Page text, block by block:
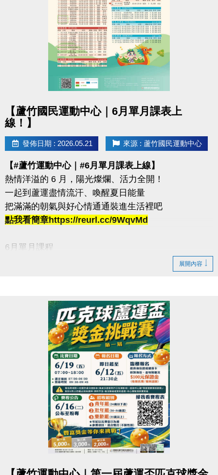
→ 季軍獎金：1,000元
-————————————
五大關卡連續挑戰
箱跳→ 藥球胸推→ SSB蹲舉→ 槓鈴借力推→滑雪機
每站分開計時，完成一個循環才算成功！
120秒內完成指定動作，考驗你的體能與意志力
凡報名參賽即可獲得 #限量T-SHIRT乙件（數量有限，
送完為止）
加碼優惠 :
1.參賽者折扣：參賽者於活動後1週內可享9折購買家
教課程或團體課程（含體驗課程）。
2.運動持續挑戰方案：參賽者若於活動後1週內報名體
適能月會員或者海陸卡，可享9折優惠。
活動優惠不得與其他折扣、優惠、行銷活動合併使用
連絡資訊
-官網 :
https://www.lzsports.com.tw/zh_TW/news/pageID/1/
【蘆竹國民運動中心｜6月單月課表上
線！】
發佈日期 : 2026.05.21 來源 : 蘆竹國民運動中心
【#蘆竹運動中心｜#6月單月課表上線】
熱情洋溢的 6 月，陽光燦爛、活力全開！
一起到蘆運盡情流汗、喚醒夏日能量
把滿滿的朝氣與好心情通通裝進生活裡吧
點我看簡章https://reurl.cc/9WqvMd
6月單月課程
▶ 課程臨櫃報名，【NEW】課程可使用APP報名。
▶ 上課請穿著運動服裝，並攜帶毛巾、水。
▶ 有氧、瑜珈、飛輪需年滿15歲；懸吊、空瑜需年滿
▶ 若因人數不足無法開班，將於開課前通知，並請持
原信用卡、繳費憑證及發票至本中心辦理退費。
-洽詢專線：03-2639066 #112
-官網 :
https://www.lzsports.com.tw/zh_TW/news/pageID/1/
-FB : 桃園市蘆竹國民運動中心
-IG : @luzhusports
展開內容